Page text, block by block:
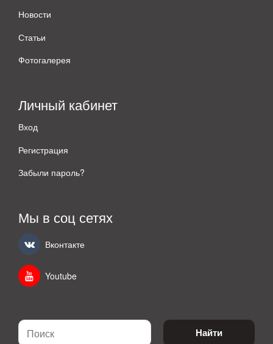
Новости
Статьи
Фотогалерея
Личный кабинет
Вход
Регистрация
Забыли пароль?
Мы в соц сетях
Вконтакте
Youtube
Найти